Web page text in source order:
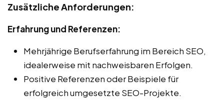
Zusätzliche Anforderungen:
Erfahrung und Referenzen:
Mehrjährige Berufserfahrung im Bereich SEO,
idealerweise mit nachweisbaren Erfolgen.
Positive Referenzen oder Beispiele für
erfolgreich umgesetzte SEO-Projekte.